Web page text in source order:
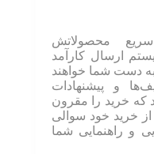
محصولاتش
ارسال کارآمد
دست شما خواهند
و پیشنهادات
که خرید را مقرون
خرید خود سوالی
و راهنمایی شما